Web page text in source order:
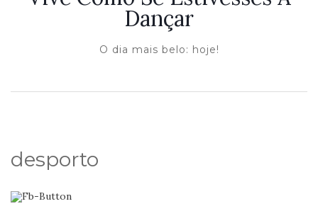
Dançar
O dia mais belo: hoje!
desporto